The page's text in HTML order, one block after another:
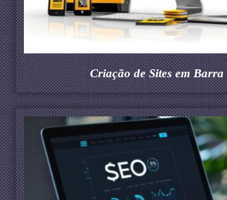
Criação de Sites em